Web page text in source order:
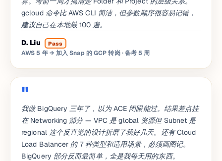
gcloud 命令比 AWS CLI 简洁，但参数顺序很容易记错，
建议自己在本地敲 100 遍。
D. Liu
Pass
AWS 5 年 → 加入 Snap 的 GCP 转岗· 备考 5 周
我做 BigQuery 三年了，以为 ACE 闭眼能过。结果差点挂
在 Networking 部分 — VPC 是 global 资源但 Subnet 是
regional 这个反直觉的设计折磨了我好几天。还有 Cloud
Load Balancer 的 7 种类型和适用场景，必须画图记。
BigQuery 部分反而最简单，全是我每天用的东西。